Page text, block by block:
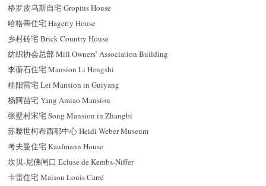
格罗皮乌斯自宅 Gropius House
哈格蒂住宅 Hagerty House
乡村砖宅 Brick Country House
纺织协会总部 Mill Owners’ Association Building
李蘅石住宅 Mansion Li Hengshi
桂阳雷宅 Lei Mansion in Guiyang
杨阿苗宅 Yang Amiao Mansion
张壁村宋宅 Song Mansion in Zhangbi
苏黎世柯布西耶中心 Heidi Weber Museum
考夫曼住宅 Kaufmann House
坎贝-尼佛闸口 Ecluse de Kembs-Niffer
卡雷住宅 Maison Louis Carré